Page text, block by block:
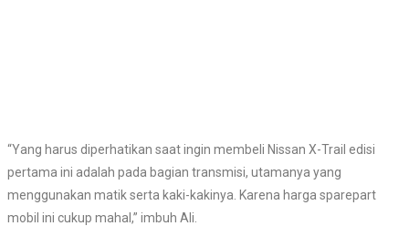
“Yang harus diperhatikan saat ingin membeli Nissan X-Trail edisi
pertama ini adalah pada bagian transmisi, utamanya yang
menggunakan matik serta kaki-kakinya. Karena harga sparepart
mobil ini cukup mahal,” imbuh Ali.